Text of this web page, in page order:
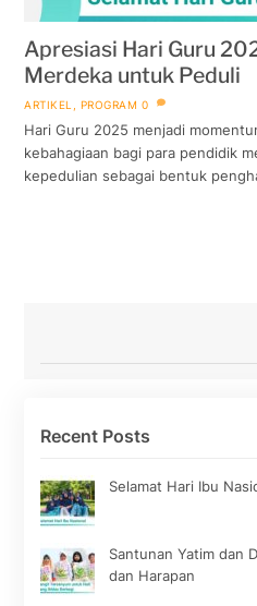
Apresiasi Hari Guru
Merdeka untuk Peduli
ARTIKEL PROGRAM 0
Hari Guru 2025 menjadi
kebahagiaan bagi para pendidik
kepedulian sebagai bentuk
Recent Posts
Selamat Hari Ibu
Santunan Yatim dan
dan Harapan